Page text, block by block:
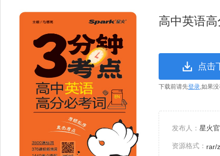
高中英语
点击
下载前请先登录,如果
发布人： 星火
资源格式： rar/